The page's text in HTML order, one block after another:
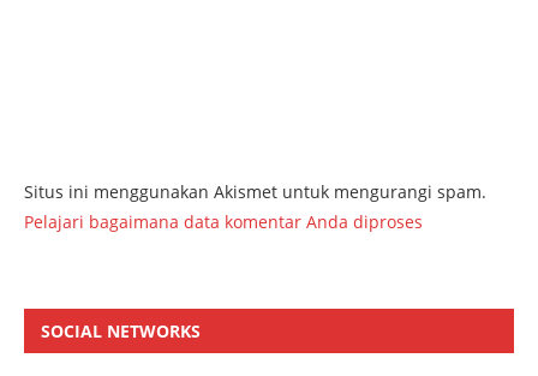
Situs ini menggunakan Akismet untuk mengurangi spam.
Pelajari bagaimana data komentar Anda diproses
SOCIAL NETWORKS